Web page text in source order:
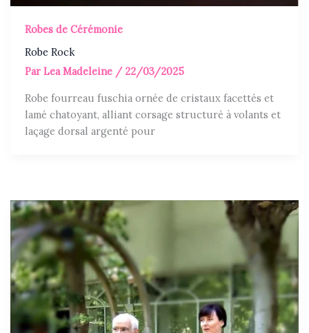
Robes de Cérémonie
Robe Rock
ParLea Madeleine / 22/03/2025
Robe fourreau fuschia ornée de cristaux facettés et
lamé chatoyant, alliant corsage structuré à volants et
laçage dorsal argenté pour